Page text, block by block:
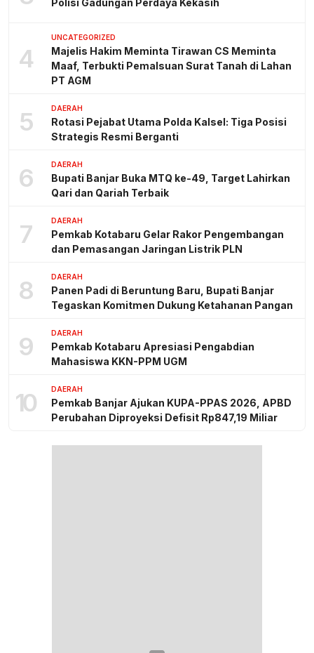
Polisi Gadungan Perdaya Kekasih
4
UNCATEGORIZED
Majelis Hakim Meminta Tirawan CS Meminta
Maaf, Terbukti Pemalsuan Surat Tanah di Lahan
PT AGM
5 DAERAH
Rotasi Pejabat Utama Polda Kalsel: Tiga Posisi
Strategis Resmi Berganti
6 DAERAH
Bupati Banjar Buka MTQ ke-49, Target Lahirkan
Qari dan Qariah Terbaik
7 DAERAH
Pemkab Kotabaru Gelar Rakor Pengembangan
dan Pemasangan Jaringan Listrik PLN
8 DAERAH
Panen Padi di Beruntung Baru, Bupati Banjar
Tegaskan Komitmen Dukung Ketahanan Pangan
9 DAERAH
Pemkab Kotabaru Apresiasi Pengabdian
Mahasiswa KKN-PPM UGM
10 DAERAH
Pemkab Banjar Ajukan KUPA-PPAS 2026, APBD
Perubahan Diproyeksi Defisit Rp847,19 Miliar